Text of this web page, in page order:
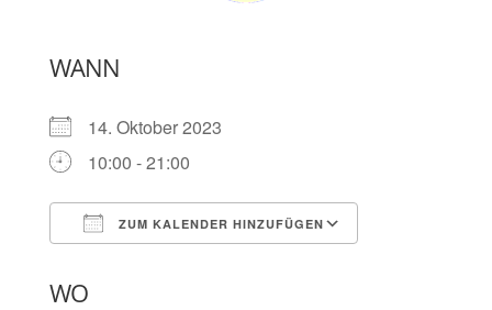
WANN
14. Oktober 2023
10:00 - 21:00
ZUM KALENDER HINZUFÜGEN
WO